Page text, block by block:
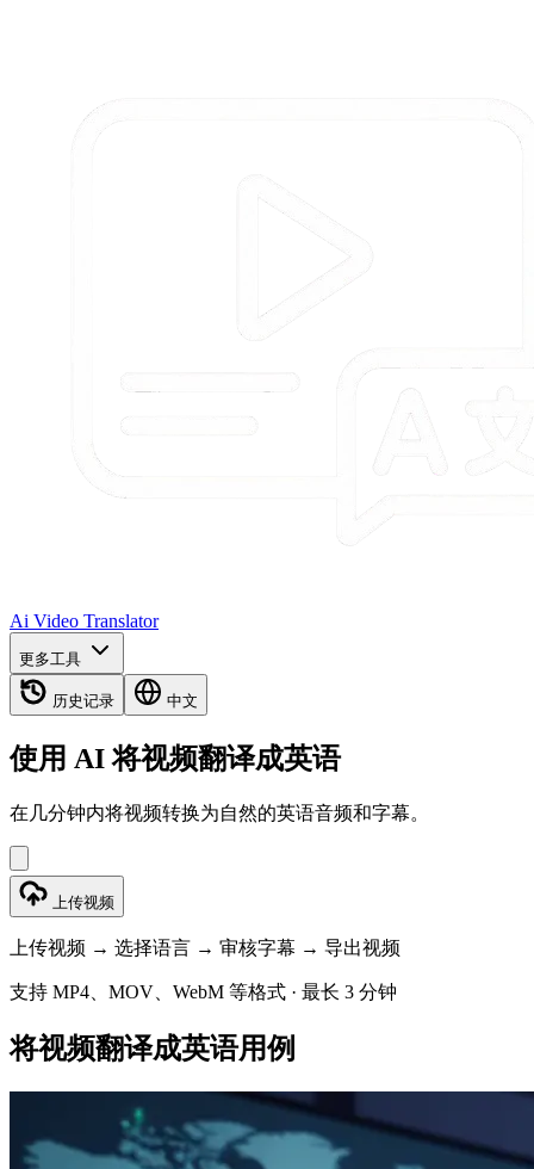
Ai Video Translator
更多工具
历史记录 中文
使用 AI 将视频翻译成英语
在几分钟内将视频转换为自然的英语音频和字幕。
上传视频
上传视频 → 选择语言 → 审核字幕 → 导出视频
支持 MP4、MOV、WebM 等格式 · 最长 3 分钟
将视频翻译成英语用例